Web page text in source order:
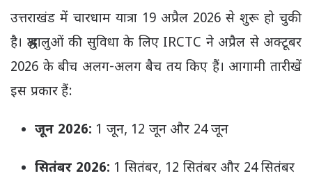
उत्तराखंड में चारधाम यात्रा 19 अप्रैल 2026 से शुरू हो चुकी
है। श्रद्धालुओं की सुविधा के लिए IRCTC ने अप्रैल से अक्टूबर
2026 के बीच अलग-अलग बैच तय किए हैं। आगामी तारीखें
इस प्रकार हैं:
जून 2026: 1 जून, 12 जून और 24 जून
सितंबर 2026: 1 सितंबर, 12 सितंबर और 24 सितंबर